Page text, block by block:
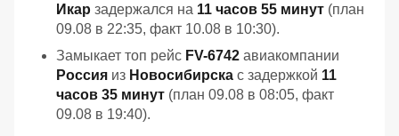
Икар задержался на 11 часов 55 минут (план
09.08 в 22:35, факт 10.08 в 10:30).
Замыкает топ рейс FV-6742 авиакомпании
Россия из Новосибирска с задержкой 11
часов 35 минут (план 09.08 в 08:05, факт
09.08 в 19:40).